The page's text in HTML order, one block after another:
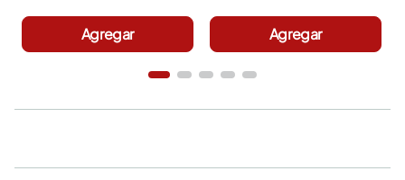
Agregar Agregar